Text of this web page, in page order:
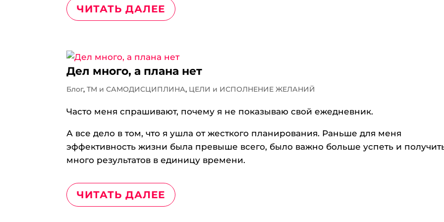
ЧИТАТЬ ДАЛЕЕ
Дел много, а плана нет
Блог,ТМ и САМОДИСЦИПЛИНА, ЦЕЛИ и ИСПОЛНЕНИЕ ЖЕЛАНИЙ
Часто меня спрашивают, почему я не показываю свой ежедневник.
А все дело в том, что я ушла от жесткого планирования. Раньше для меня
эффективность жизни была превыше всего, было важно больше успеть и
много результатов в единицу времени.
ЧИТАТЬ ДАЛЕЕ